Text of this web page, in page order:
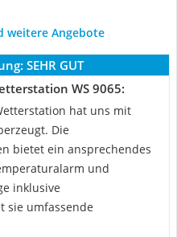
weitere Angebote
SEHR GUT
WS 9065:
hat uns mit
Die
bietet ein ansprechendes
und
inklusive
sie umfassende